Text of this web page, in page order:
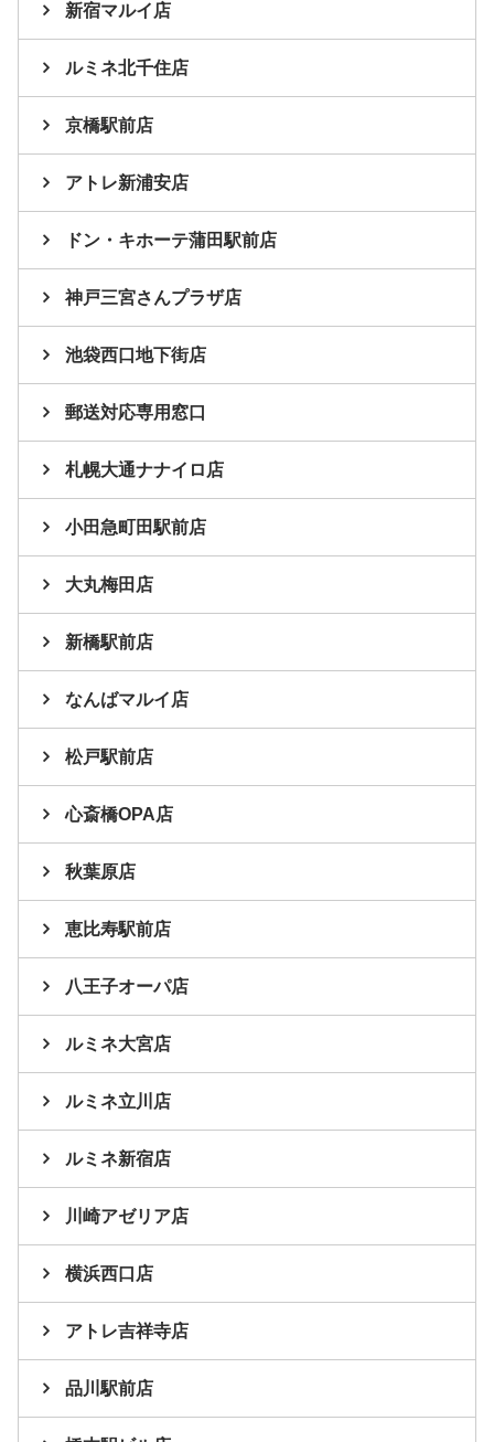
新宿マルイ店
ルミネ北千住店
京橋駅前店
アトレ新浦安店
ドン・キホーテ蒲田駅前店
神戸三宮さんプラザ店
池袋西口地下街店
郵送対応専用窓口
札幌大通ナナイロ店
小田急町田駅前店
大丸梅田店
新橋駅前店
なんばマルイ店
松戸駅前店
心斎橋OPA店
秋葉原店
恵比寿駅前店
八王子オーパ店
ルミネ大宮店
ルミネ立川店
ルミネ新宿店
川崎アゼリア店
横浜西口店
アトレ吉祥寺店
品川駅前店